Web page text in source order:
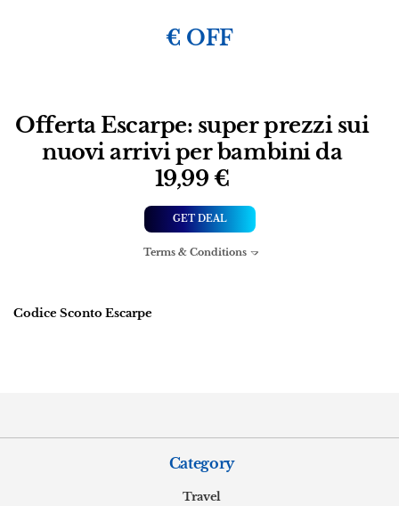
€ OFF
Offerta Escarpe: super prezzi sui
nuovi arrivi per bambini da
19,99 €
GET DEAL
Terms & Conditions
Codice Sconto Escarpe
Category
Travel